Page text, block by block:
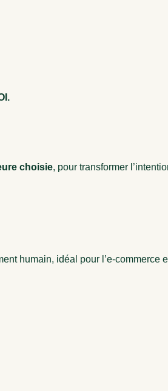
choisie, pour transformer
humain, idéal pour l’e‑commerce